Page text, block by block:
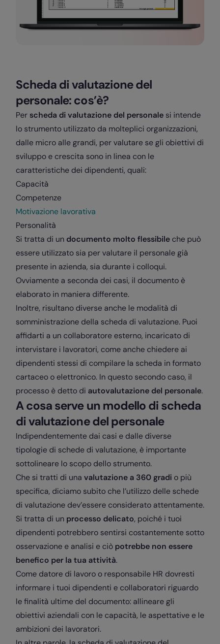
Scheda di valutazione del
personale: cos’è?
Per scheda di valutazione del personale si intende
lo strumento utilizzato da molteplici organizzazioni,
dalle micro alle grandi, per valutare se gli obiettivi di
sviluppo e crescita sono in linea con le
caratteristiche dei dipendenti, quali:
Capacità
Competenze
Motivazione lavorativa
Personalità
Si tratta di un documento molto flessibile che può
essere utilizzato sia per valutare il personale già
presente in azienda, sia durante i colloqui.
Ovviamente a seconda dei casi, il documento è
elaborato in maniera differente.
Inoltre, risultano diverse anche le modalità di
somministrazione della scheda di valutazione. Puoi
affidarti a un collaboratore esterno, incaricato di
intervistare i lavoratori, come anche chiedere ai
dipendenti stessi di compilare la scheda in formato
cartaceo o elettronico. In questo secondo caso, il
processo è detto di autovalutazione del personale.
A cosa serve un modello di scheda
di valutazione del personale
Indipendentemente dai casi e dalle diverse
tipologie di schede di valutazione, è importante
sottolineare lo scopo dello strumento.
Che si tratti di una valutazione a 360 gradi o più
specifica, diciamo subito che l’utilizzo delle schede
di valutazione dev’essere considerato attentamente.
Si tratta di un processo delicato, poiché i tuoi
dipendenti potrebbero sentirsi costantemente sotto
osservazione e analisi e ciò potrebbe non essere
benefico per la tua attività.
Come datore di lavoro o responsabile HR dovresti
informare i tuoi dipendenti e collaboratori riguardo
le finalità ultime del documento: allineare gli
obiettivi aziendali con le capacità, le aspettative e le
ambizioni dei lavoratori.